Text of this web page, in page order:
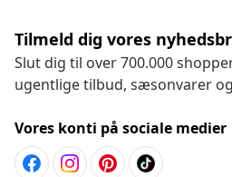
Tilmeld dig vores
Slut dig til over 700.000
ugentlige tilbud, sæsonvarer
Vores konti på sociale medier